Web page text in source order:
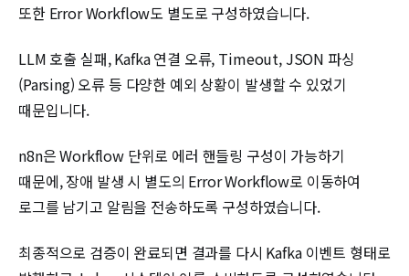
또한 Error Workflow도 별도로 구성하였습니다.
LLM 호출 실패, Kafka 연결 오류, Timeout, JSON 파싱
(Parsing) 오류 등 다양한 예외 상황이 발생할 수 있었기
때문입니다.
n8n은 Workflow 단위로 에러 핸들링 구성이 가능하기
때문에, 장애 발생 시 별도의 Error Workflow로 이동하여
로그를 남기고 알림을 전송하도록 구성하였습니다.
최종적으로 검증이 완료되면 결과를 다시 Kafka 이벤트 형태로